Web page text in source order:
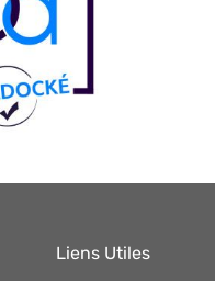
Liens Utiles